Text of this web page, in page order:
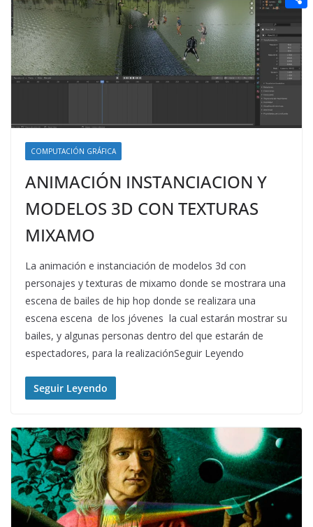
COMPUTACIÓN GRÁFICA
ANIMACIÓN INSTANCIACION Y
MODELOS 3D CON TEXTURAS
MIXAMO
La animación e instanciación de modelos 3d con
personajes y texturas de mixamo donde se mostrara una
escena de bailes de hip hop donde se realizara una
escena escena de los jóvenes la cual estarán mostrar su
bailes, y algunas personas dentro del que estarán de
espectadores, para la realizaciónSeguir Leyendo
Seguir Leyendo
n
e
r
r
e
r
e
t
a
i
l
d
d
i
t
o
m
a
r